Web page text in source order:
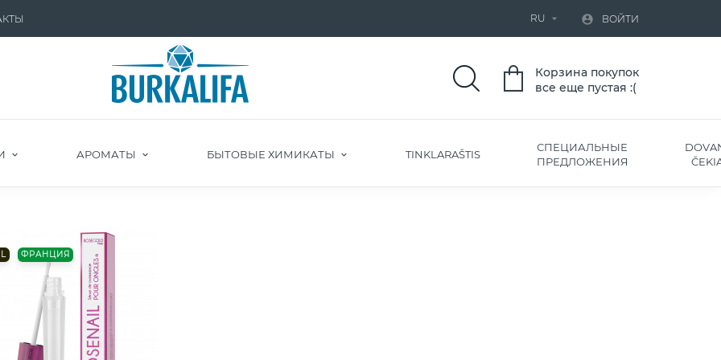
RU   ВОЙТИ
Корзина покупок
все еще пустая :(
АРОМАТЫ БЫТОВЫЕ ХИМИКАТЫ TINKLARAŠTIS
СПЕЦИАЛЬНЫЕ
ПРЕДЛОЖЕНИЯ
ФРАНЦИЯ